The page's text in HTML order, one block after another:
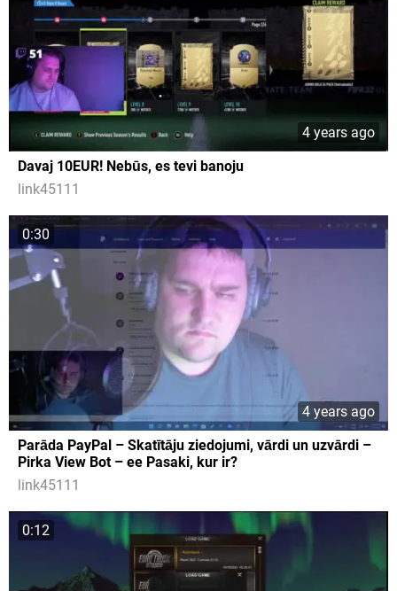
4 years ago
Davaj 10EUR! Nebūs, es tevi banoju
link45111
0:30
4 years ago
Parāda PayPal – Skatītāju ziedojumi, vārdi un uzvārdi –
Pirka View Bot – ee Pasaki, kur ir?
link45111
0:12